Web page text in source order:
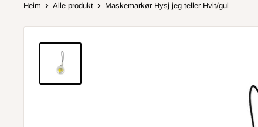
Heim Alle produkt Maskemarkør Hysj jeg teller Hvit/gul